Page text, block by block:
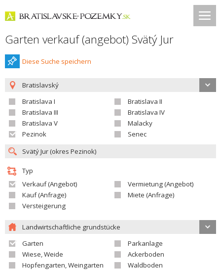
Garten verkauf (angebot) Svätý Jur
Diese Suche speichern
Bratislavský
Bratislava I
Bratislava II
Bratislava III
Bratislava IV
Bratislava V
Malacky
Pezinok
Senec
Typ
Verkauf (Angebot)
Vermietung (Angebot)
Kauf (Anfrage)
Miete (Anfrage)
Versteigerung
Landwirtschaftliche grundstücke
Garten
Parkanlage
Wiese, Weide
Ackerboden
Hopfengarten, Weingarten
Waldboden